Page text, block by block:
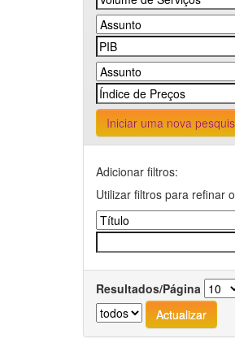
Iniciar uma nova
Adicionar filtros:
Utilizar filtros para refinar
Resultados/Página